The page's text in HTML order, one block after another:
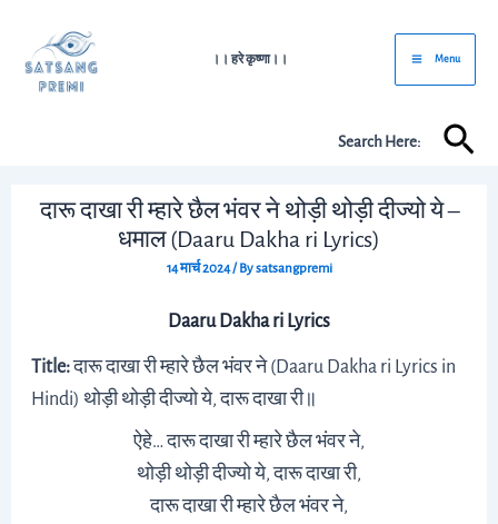
content
।। हरे कृष्णा।।
Main
Menu
Menu
Search Here:
दारू दाखा री म्हारे छैल भंवर ने थोड़ी थोड़ी दीज्यो ये –
धमाल (Daaru Dakha ri Lyrics)
14 मार्च 2024/ Bysatsangpremi
Daaru Dakha ri Lyrics
Title:दारू दाखा री म्हारे छैल भंवर ने (Daaru Dakha ri Lyrics in
Hindi) थोड़ी थोड़ी दीज्यो ये, दारू दाखा री॥
ऐहे… दारू दाखा री म्हारे छैल भंवर ने,
थोड़ी थोड़ी दीज्यो ये, दारू दाखा री,
दारू दाखा री म्हारे छैल भंवर ने,
navigation